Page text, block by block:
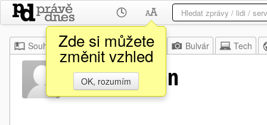
Zde si můžete
změnit vzhled
OK, rozumím
Souhrn Moje Z domova Bulvár Tech
Jim Sheridan